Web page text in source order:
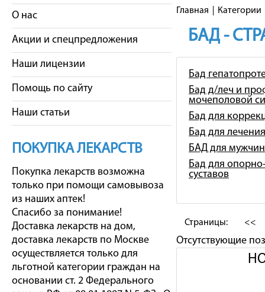
О нас
Акции и спецпредложения
Наши лицензии
Помощь по сайту
Наши статьи
ПОКУПКА ЛЕКАРСТВ
Покупка лекарств возможна
только при помощи самовывоза
из наших аптек!
Спасибо за понимание!
Доставка лекарств на дом,
доставка лекарств по Москве
осуществляется только для
льготной категории граждан на
основании ст. 2 Федерального
Главная Категории
БАД -
Бад
Бад д/леч и
мочеполовой
Бад для
Бад для
БАД для мужчин
Бад для
суставов
Страницы: <<
Отсутствующие